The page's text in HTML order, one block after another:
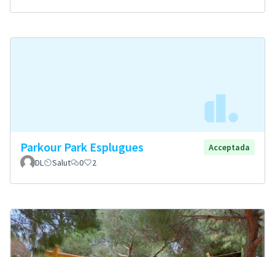
Parkour Park Esplugues
Acceptada
DL
Salut 0 2